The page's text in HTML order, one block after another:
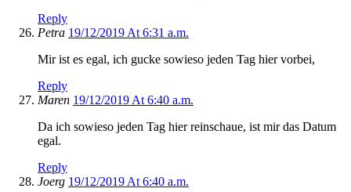
Reply
Petra 19/12/2019 At 6:31 a.m.
Mir ist es egal, ich gucke sowieso jeden Tag hier vorbei,
Reply
Maren 19/12/2019 At 6:40 a.m.
Da ich sowieso jeden Tag hier reinschaue, ist mir das Datum
egal.
Reply
Joerg 19/12/2019 At 6:40 a.m.